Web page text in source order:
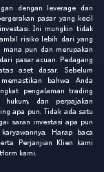
dengan leverage dan
pasar yang kecil
Ini mungkin tidak
risiko lebih dari yang
pun dan merupakan
pasar acuan. Pedagang
aset dasar. Sebelum
bahwa Anda
pengalaman trading
dan perpajakan
apa pun. Tidak ada satu
saran investasi apa pun
Harap baca
Perjanjian Klien kami
kami.